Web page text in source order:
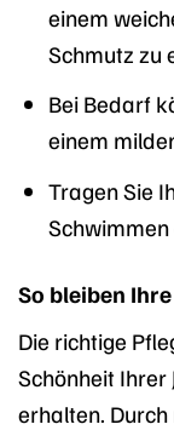
einem
Schmutz zu
Bei Bedarf
einem
Tragen Sie
Schwimmen
So bleiben
Die richtige
Schönheit Ihrer
erhalten.